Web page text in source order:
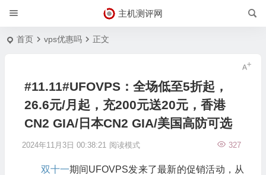
主机测评网
首页 vps优惠吗 正文
#11.11#UFOVPS：全场低至5折起，
26.6元/月起，充200元送20元，香港
CN2 GIA/日本CN2 GIA/美国高防可选
2024年11月3日 00:38:21 327
阅读模式
双十一期间UFOVPS发来了最新的促销活动，从